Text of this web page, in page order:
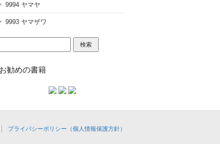
9994 ヤマヤ
9993 ヤマザワ
:
お勧めの書籍
プライバシーポリシー（個人情報保護方針）